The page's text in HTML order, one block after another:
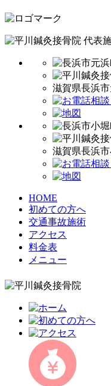
代表
滋賀県長浜
滋賀県長浜
HOME
初めての方へ
交通事故施術
アクセス
料金表
メニュー